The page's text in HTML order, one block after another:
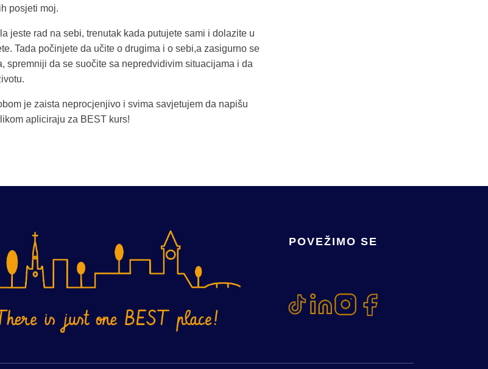
posjeti moj.
jeste rad na sebi, trenutak kada putujete sami i dolazite u
Tada počinjete da učite o drugima i o sebi,a zasigurno se
spremniji da se suočite sa nepredvidivim situacijama i da
je zaista neprocjenjivo i svima savjetujem da napišu
apliciraju za BEST kurs!
POVEŽIMO SE